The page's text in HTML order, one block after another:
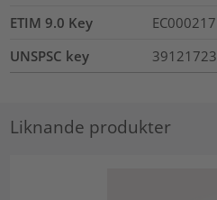
ETIM 9.0 Key
EC000217
UNSPSC key
39121723
Liknande produkter